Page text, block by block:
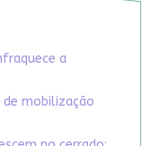
a
de mobilização